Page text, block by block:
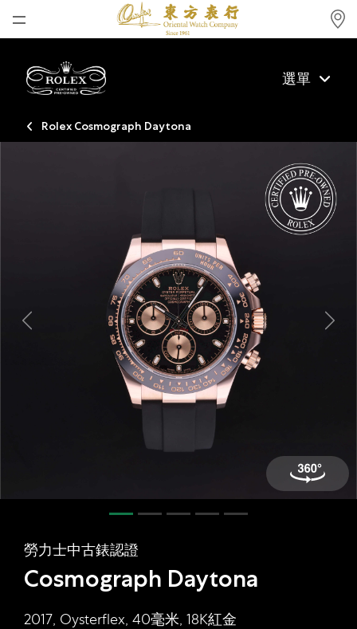
最新消息
腕表資訊
登入
註冊
會員尊享
選單
Rolex Cosmograph Daytona
勞力士中古錶認證
Cosmograph Daytona
2017, Oysterflex, 40毫米, 18K紅金
Previous Next